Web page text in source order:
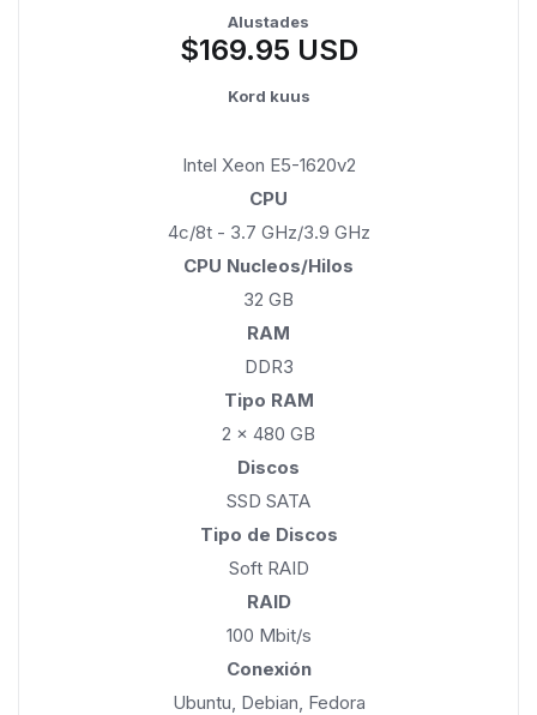
Alustades
$169.95 USD
Kord kuus
Intel Xeon E5-1620v2
CPU
4c/8t - 3.7 GHz/3.9 GHz
CPU Nucleos/Hilos
32 GB
RAM
DDR3
Tipo RAM
2 x 480 GB
Discos
SSD SATA
Tipo de Discos
Soft RAID
RAID
100 Mbit/s
Conexión
Ubuntu, Debian, Fedora